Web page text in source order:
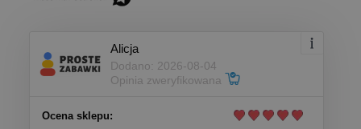
Alicja
Dodano: 2026-08-04
Opinia zweryfikowana
Ocena sklepu: